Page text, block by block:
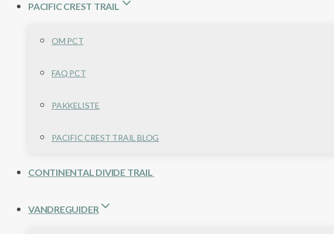
PACIFIC CREST TRAIL
OM PCT
FAQ PCT
PAKKELISTE
PACIFIC CREST TRAIL BLOG
CONTINENTAL DIVIDE TRAIL
VANDREGUIDER